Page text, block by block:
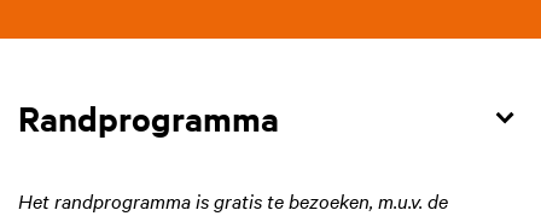
Randprogramma
Het randprogramma is gratis te bezoeken, m.u.v. de